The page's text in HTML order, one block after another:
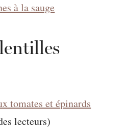
à la sauge
tomates et épinards
lecteurs)